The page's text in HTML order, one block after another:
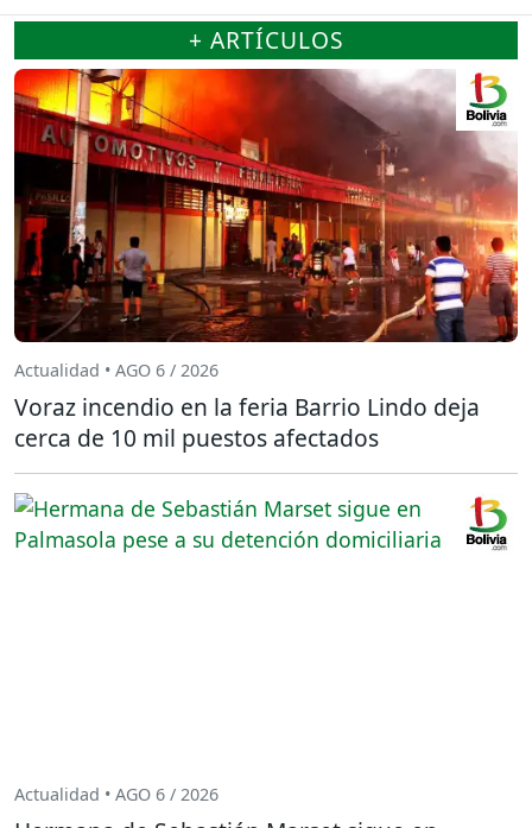
+ ARTÍCULOS
Actualidad • AGO 6 / 2026
Voraz incendio en la feria Barrio Lindo deja
cerca de 10 mil puestos afectados
Actualidad • AGO 6 / 2026